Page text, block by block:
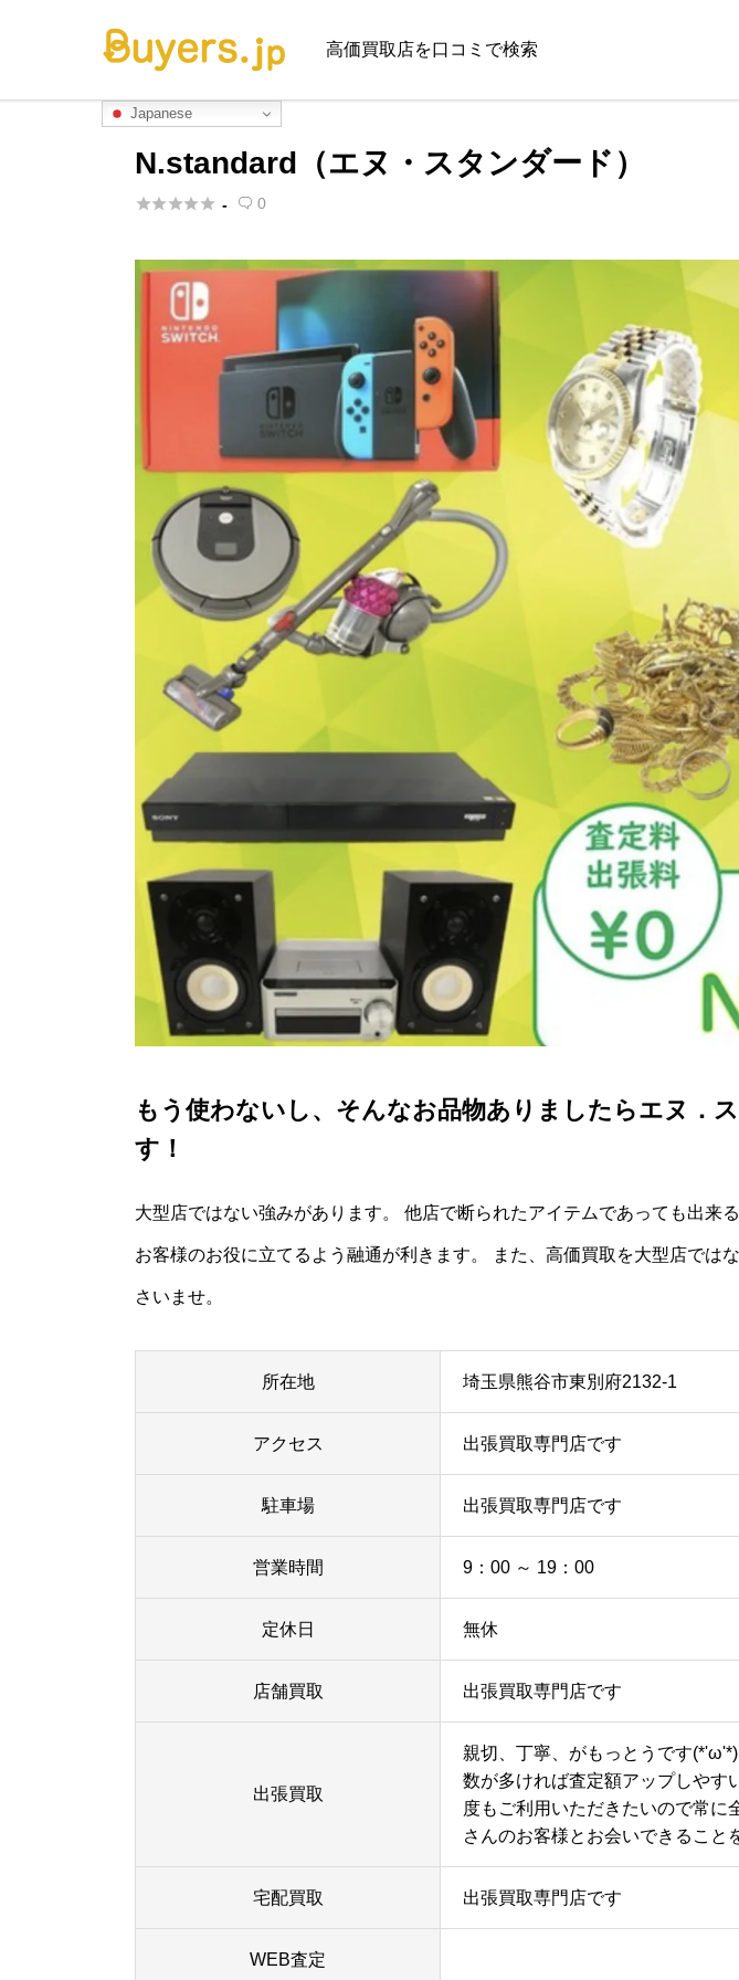
高価買取店を口コミで検索
Japanese
N.standard（エヌ・スタンダード）
 -  0
もう使わないし、そんなお品物ありましたらエヌ．
す！
大型店ではない強みがあります。 他店で断られたアイテムであっても出来
お客様のお役に立てるよう融通が利きます。 また、高価買取を大型店で
さいませ。
所在地 埼玉県熊谷市東別府2132-1
アクセス 出張買取専門店です
駐車場 出張買取専門店です
営業時間 9：00 ～ 19：00
定休日 無休
店舗買取 出張買取専門店です
出張買取
親切、丁寧、がもっとうです
数が多ければ査定額アップしやす
度もご利用いただきたいので常に
さんのお客様とお会いできること
宅配買取 出張買取専門店です
WEB査定